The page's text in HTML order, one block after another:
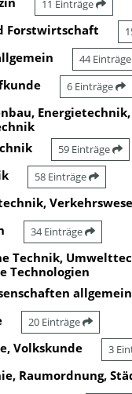
11 Einträge
Forstwirtschaft
44 Einträge
6 Einträge
Energietechnik,
59 Einträge
58 Einträge
34 Einträge
Technik,
Technologien
allgemein
20 Einträge
Volkskunde 3
Raumordnung,